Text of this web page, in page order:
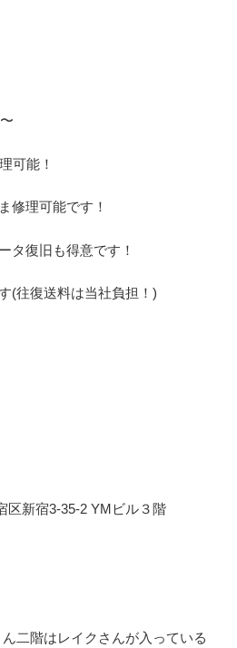
可能！
修理可能です！
タ復旧も得意です！
(往復送料は当社負担！)
区新宿3-35-2 YMビル３階
二階はレイクさんが入っている